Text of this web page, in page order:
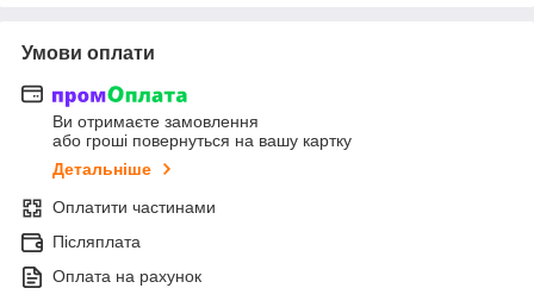
Умови оплати
Ви отримаєте замовлення
або гроші повернуться на вашу картку
Детальніше
Оплатити частинами
Післяплата
Оплата на рахунок